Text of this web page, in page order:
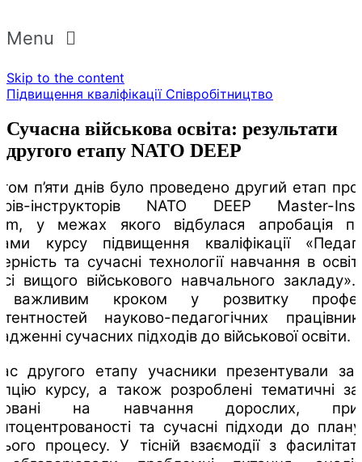
Menu
Skip to the content
Підвищення кваліфікації Співробітництво
Сучасна військова освіта: результати
другого етапу NATO DEEP
п’яти днів було проведено другий етап
інструкторів NATO DEEP Master-
у межах якого відбулася апробація
курсу підвищення кваліфікації
та сучасні технології навчання в
вищого військового навчального закладу».
важливим кроком у розвитку
науково-педагогічних
сучасних підходів до військової освіти.
другого етапу учасники презентували
курсу, а також розроблені тематичні
на навчання дорослих,
та сучасні підходи до
процесу. У тісній взаємодії з